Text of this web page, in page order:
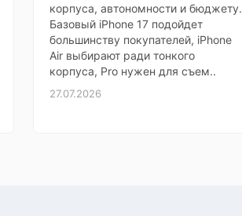
контейнер
300 Вт
корпуса, автономности и бюджету.
Базовый iPhone 17 подойдет
большинству покупателей, iPhone
Air выбирают ради тонкого
корпуса, Pro нужен для съем..
27.07.2026